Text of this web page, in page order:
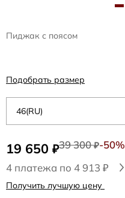
Пиджак с поясом
19 650 ₽39 300₽-50%
4 платежа по 4 913 ₽
Получить лучшую цену
46(RU)
Подобрать размер